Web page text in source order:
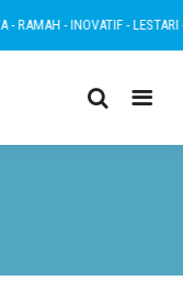
- RAMAH - INOVATIF - LESTARI